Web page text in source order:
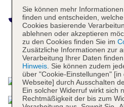
Jean de
Das bietet Ihre
Sie können mehr
finden und entscheiden,
Cookies basierende
ablehnen oder akzeptieren
zu den Cookies finden Sie im
Zusätzliche Informationen zur
Verarbeitung Ihrer Daten
Hinweis. Sie können zudem
über "Cookie-Einstellungen"
Webseite] durch Ausschalten
Ein solcher Widerruf wirkt sich
Rechtmäßigkeit der bis zum